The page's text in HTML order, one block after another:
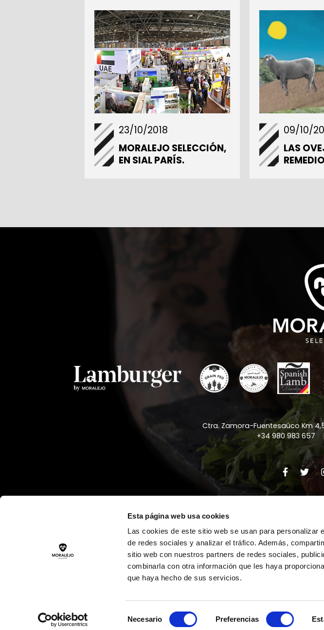
Esta página web usa cookies
Las cookies de este sitio web se usan para personalizar
de redes sociales y analizar el tráfico. Además,
sitio web con nuestros partners de redes sociales,
combinarla con otra información que les haya
que haya hecho de sus servicios.
Necesario Preferencias
23/10/2018
MORALEJO SELECCIÓN,
EN SIAL PARÍS.
09/10/
LAS
Ctra. Zamora-Fuentesaúco Km
+34 980 983 657